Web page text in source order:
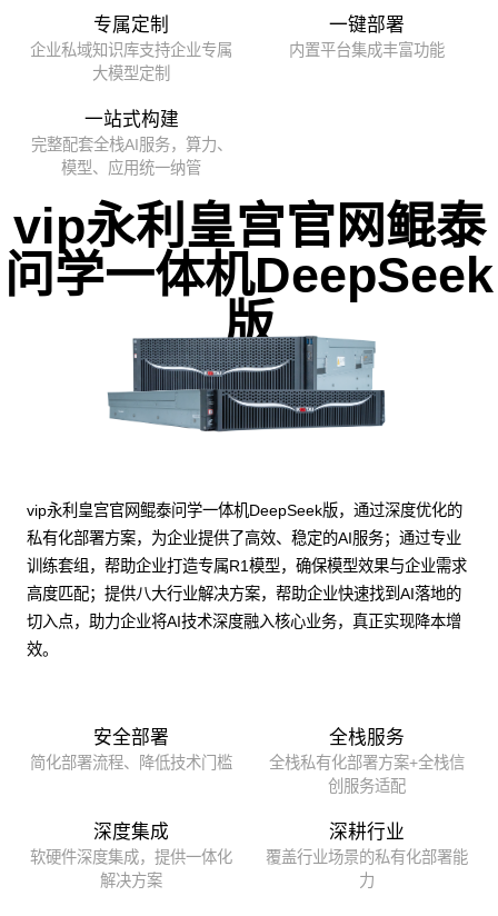
专属定制
企业私域知识库支持企业专属
大模型定制
一键部署
内置平台集成丰富功能
一站式构建
完整配套全栈AI服务，算力、
模型、应用统一纳管
vip永利皇宫官网鲲泰
问学一体机DeepSeek
版
vip永利皇宫官网鲲泰问学一体机DeepSeek版，通过深度优化的
私有化部署方案，为企业提供了高效、稳定的AI服务；通过专业
训练套组，帮助企业打造专属R1模型，确保模型效果与企业需求
高度匹配；提供八大行业解决方案，帮助企业快速找到AI落地的
切入点，助力企业将AI技术深度融入核心业务，真正实现降本增
效。
安全部署
简化部署流程、降低技术门槛
全栈服务
全栈私有化部署方案+全栈信
创服务适配
深度集成
软硬件深度集成，提供一体化
解决方案
深耕行业
覆盖行业场景的私有化部署能
力